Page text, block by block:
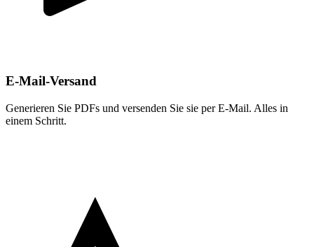
E-Mail-Versand
Generieren Sie PDFs und versenden Sie sie per E-Mail. Alles in
einem Schritt.